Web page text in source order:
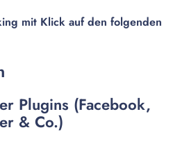
mit Klick auf den folgenden
Plugins (Facebook,
& Co.)